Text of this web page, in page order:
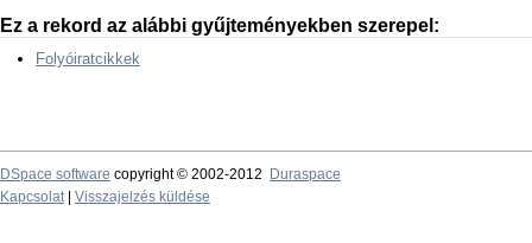
Ez a rekord az alábbi gyűjteményekben szerepel:
Folyóiratcikkek
DSpace software copyright © 2002-2012
Duraspace
Kapcsolat| Visszajelzés küldése